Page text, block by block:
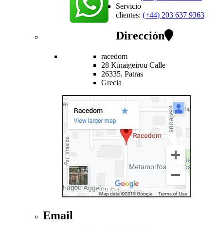
Servicio
clientes: (+44) 203 637 9363
Dirección
racedom
28 Kinaigeirou Calle
26335, Patras
Grecia
Email